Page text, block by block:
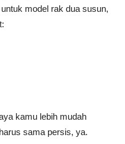
model rak dua susun,
kamu lebih mudah
sama persis, ya.